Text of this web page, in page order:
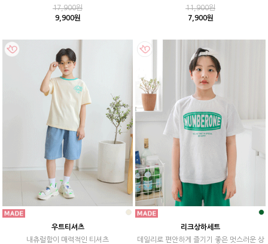
17,900원
9,900원
11,900원
7,900원
우트티셔츠
내츄럴함이 매력적인 티셔츠
리크상하세트
데일리로 편안하게 즐기기 좋은 멋스러운 상